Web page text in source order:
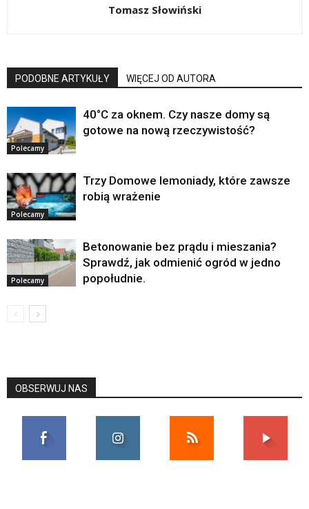
Tomasz Słowiński
PODOBNE ARTYKUŁY WIĘCEJ OD AUTORA
Polecamy
40°C za oknem. Czy nasze domy są
gotowe na nową rzeczywistość?
Polecamy
Trzy Domowe lemoniady, które zawsze
robią wrażenie
Polecamy
Betonowanie bez prądu i mieszania?
Sprawdź, jak odmienić ogród w jedno
popołudnie.
OBSERWUJ NAS